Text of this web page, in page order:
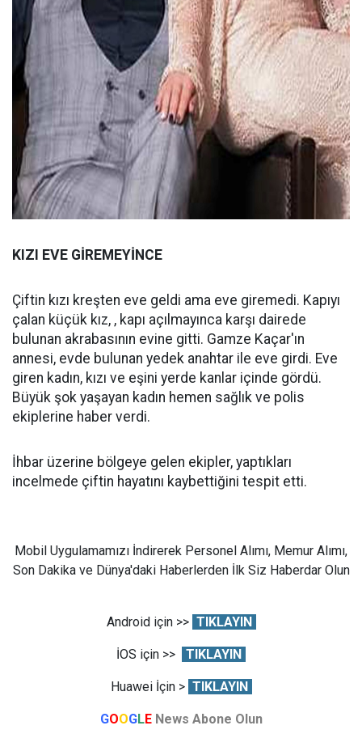
KIZI EVE GİREMEYİNCE
Çiftin kızı kreşten eve geldi ama eve giremedi. Kapıyı
çalan küçük kız, , kapı açılmayınca karşı dairede
bulunan akrabasının evine gitti. Gamze Kaçar'ın
annesi, evde bulunan yedek anahtar ile eve girdi. Eve
giren kadın, kızı ve eşini yerde kanlar içinde gördü.
Büyük şok yaşayan kadın hemen sağlık ve polis
ekiplerine haber verdi.
İhbar üzerine bölgeye gelen ekipler, yaptıkları
incelmede çiftin hayatını kaybettiğini tespit etti.
Mobil Uygulamamızı İndirerek Personel Alımı, Memur Alımı,
Son Dakika ve Dünya'daki Haberlerden İlk Siz Haberdar Olun
Android için >> TIKLAYIN
İOS için >> TIKLAYIN
Huawei İçin > TIKLAYIN
GOOGLE News Abone Olun